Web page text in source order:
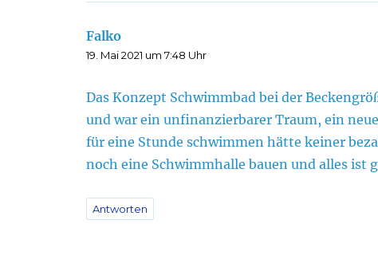
Falko
19. Mai 2021 um 7:48 Uhr
Das Konzept Schwimmbad bei der
und war ein unfinanzierbarer Traum, ein
für eine Stunde schwimmen hätte keiner
noch eine Schwimmhalle bauen und alles ist
Antworten